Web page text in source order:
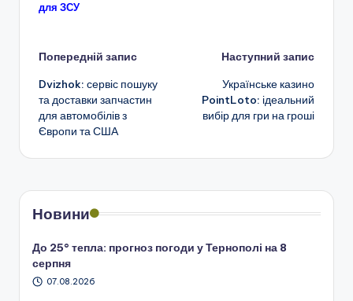
для ЗСУ
Навігація
по
запису
Попередній запис
Dvizhok: сервіс пошуку
та доставки запчастин
для автомобілів з
Європи та США
Наступний запис
Українське казино
PointLoto: ідеальний
вибір для гри на гроші
Новини
До 25° тепла: прогноз погоди у Тернополі на 8
серпня
07.08.2026